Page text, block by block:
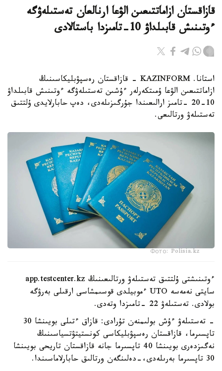
قازاقستان ازاماتتىعىن الۋعا ارنالعان تەستىلەۋگە
ءوتىنىش قابىلداۋ 10-تامىزدا باستالادى
استانا. KAZINFORM - قازاقستان رەسپۋبليكاسىنىڭ
ازاماتتىعىن الۋعا ۇمىتكەرلەر ءۇشىن تەستىلەۋگە ءوتىنىش قابىلداۋ
10-20 -تامىز ارالىعىندا جۇرگىزىلەدى، دەپ حابارلايدى ۇلتتىق
تەستىلەۋ ورتالىعى.
Фото: Polisia.kz
ءوتىنىشتى ۇلتتىق تەستىلەۋ ورتالىعىنىڭ app.testcenter.kz
سايتى نەمەسە UTO ءموبيلدى قوسىمشاسى ارقىلى بەرۋگە
بولادى. تەستىلەۋ 22 -تامىزدا وتەدى.
- تەستىلەۋ ءۇش بولىمنەن تۇرادى: قازاق ءتىلى بويىنشا 30
تاپسىرما، قازاقستان رەسپۋبليكاسى كونستيتۋتسياسىنىڭ
نەگىزدەرى بويىنشا 40 تاپسىرما جانە قازاقستان تاريحى بويىنشا
30 تاپسىرما بەرىلەدى،-دەلىنگەن ورتالىق حابارلاماسىندا.